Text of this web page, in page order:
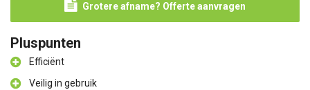
Grotere afname? Offerte aanvragen
Pluspunten
Efficiënt
Veilig in gebruik